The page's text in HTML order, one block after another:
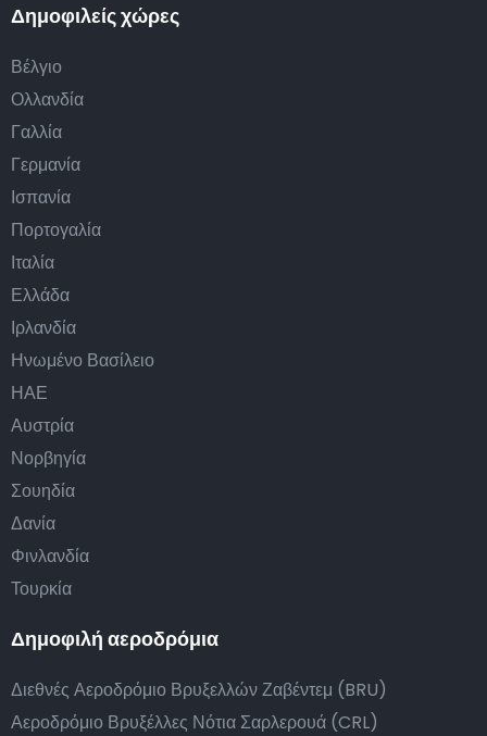
Δημοφιλείς χώρες
Βέλγιο
Ολλανδία
Γαλλία
Γερμανία
Ισπανία
Πορτογαλία
Ιταλία
Ελλάδα
Ιρλανδία
Ηνωμένο Βασίλειο
ΗΑΕ
Αυστρία
Νορβηγία
Σουηδία
Δανία
Φινλανδία
Τουρκία
Δημοφιλή αεροδρόμια
Διεθνές Αεροδρόμιο Βρυξελλών Ζαβέντεμ (BRU)
Αεροδρόμιο Βρυξέλλες Νότια Σαρλερουά (CRL)